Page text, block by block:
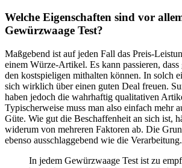
Welche Eigenschaften sind vor
Gewürzwaage Test?
Maßgebend ist auf jeden Fall das Preis-
einem Würze-Artikel. Es kann passieren,
den kostspieligen mithalten können. In solch
sich wirklich über einen guten Deal freuen.
haben jedoch die wahrhaftig qualitativen
Typischerweise muss man also einfach mehr
Güte. Wie gut die Beschaffenheit an sich ist,
widerum von mehreren Faktoren ab. Die
ebenso ausschlaggebend wie die Verarbeitung.
In jedem Gewürzwaage Test ist zu